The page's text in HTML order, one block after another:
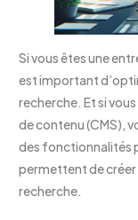
Si vous êtes une
est important
recherche. Et si
de contenu (CMS),
des fonctionnalités
permettent de créer
recherche.